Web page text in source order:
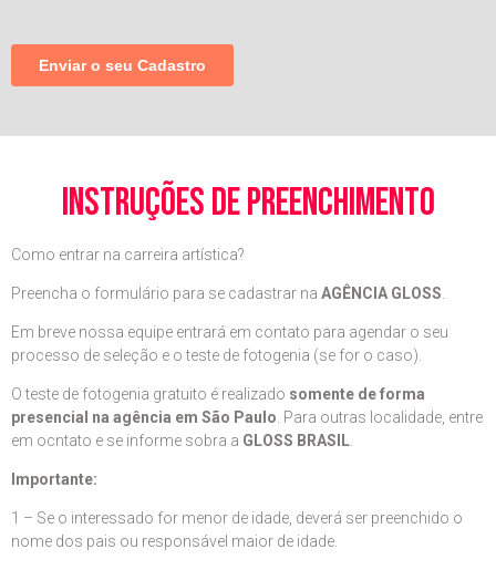
instruções de preenchimento
Como entrar na carreira artística?
Preencha o formulário para se cadastrar na AGÊNCIA GLOSS.
Em breve nossa equipe entrará em contato para agendar o seu
processo de seleção e o teste de fotogenia (se for o caso).
O teste de fotogenia gratuito é realizado somente de forma
presencial na agência em São Paulo. Para outras localidade, entre
em ocntato e se informe sobra a GLOSS BRASIL.
Importante:
1 – Se o interessado for menor de idade, deverá ser preenchido o
nome dos pais ou responsável maior de idade.